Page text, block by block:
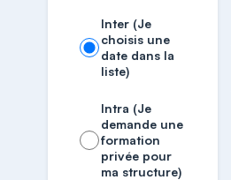
Inter (Je
choisis une
date dans la
liste)
Intra (Je
demande une
formation
privée pour
ma structure)